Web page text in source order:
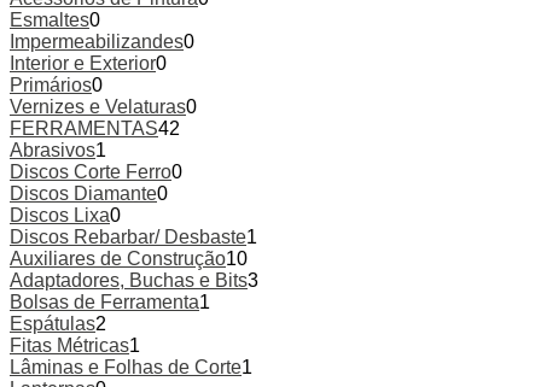
Esmaltes0
Impermeabilizandes0
Interior e Exterior0
Primários0
Vernizes e Velaturas0
FERRAMENTAS42
Abrasivos1
Discos Corte Ferro0
Discos Diamante0
Discos Lixa0
Discos Rebarbar/ Desbaste1
Auxiliares de Construção10
Adaptadores, Buchas e Bits3
Bolsas de Ferramenta1
Espátulas2
Fitas Métricas1
Lâminas e Folhas de Corte1